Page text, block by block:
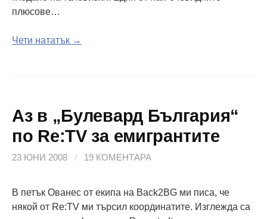
плюсове…
Чети нататък →
Аз в „Булевард България“
по Re:TV за емигрантите
23 ЮНИ 2008 / 19 КОМЕНТАРА
В петък Ованес от екипа на Back2BG ми писа, че
някой от Re:TV ми търсил координатите. Изглежда са